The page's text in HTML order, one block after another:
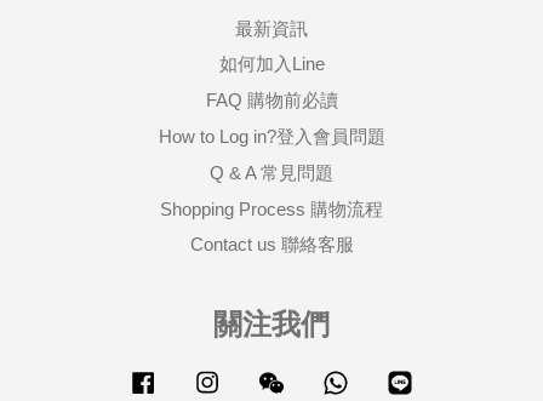
最新資訊
如何加入Line
FAQ 購物前必讀
How to Log in?登入會員問題
Q & A 常見問題
Shopping Process 購物流程
Contact us 聯絡客服
關注我們
Facebook Instagram Wechat Whatsapp